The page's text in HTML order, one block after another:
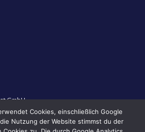
GmbH
Cookies, einschließlich Google
Nutzung der Website stimmst du der